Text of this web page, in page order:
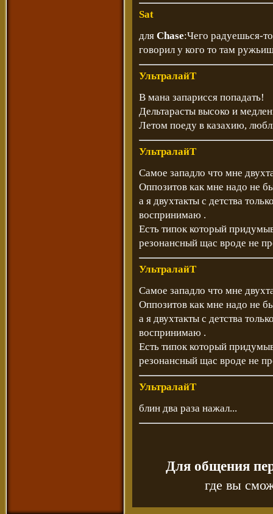
Sat
для Chase:Чего радуешься-
говорил у кого то там
УльтралайТ
В мана запарисся попадать!
Дельтарасты высоко и
Летом поеду в казахию,
УльтралайТ
Самое западло что мне
Оппозитов как мне надо не
а я двухтакты с детства
воспринимаю .
Есть типок который
резонансный щас вроде не
УльтралайТ
Самое западло что мне
Оппозитов как мне надо не
а я двухтакты с детства
воспринимаю .
Есть типок который
резонансный щас вроде не
УльтралайТ
блин два раза нажал...
Для общения
где вы